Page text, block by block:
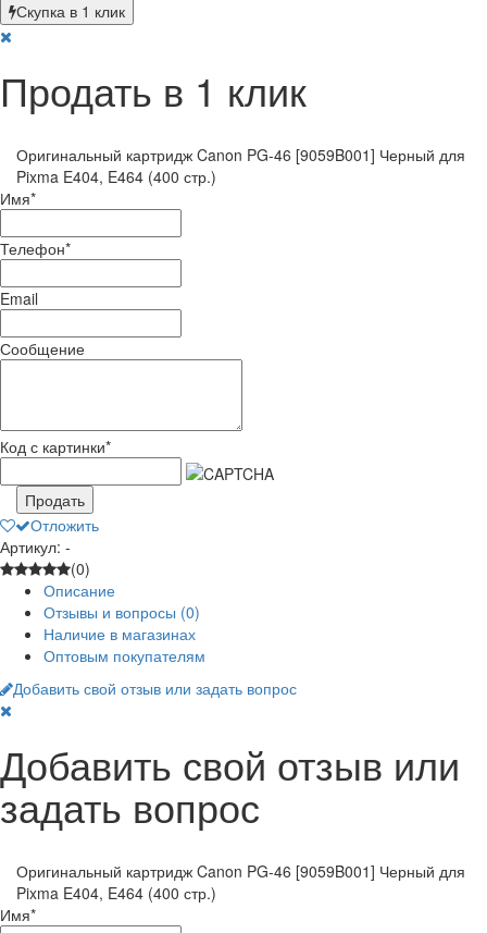
Скупка в 1 клик
Продать в 1 клик
Оригинальный картридж Canon PG-46 [9059B001] Черный для
Pixma E404, E464 (400 стр.)
Имя*
Телефон*
Email
Сообщение
Код с картинки*
Продать
Отложить
Артикул: -
(0)
Описание
Отзывы и вопросы (0)
Наличие в магазинах
Оптовым покупателям
Добавить свой отзыв или задать вопрос
Добавить свой отзыв или
задать вопрос
Оригинальный картридж Canon PG-46 [9059B001] Черный для
Pixma E404, E464 (400 стр.)
Имя*